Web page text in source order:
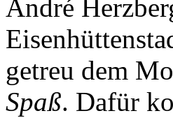
André
getreu dem
Spaß. Dafür